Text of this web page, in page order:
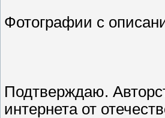
Фотографии с
Подтверждаю.
интернета от